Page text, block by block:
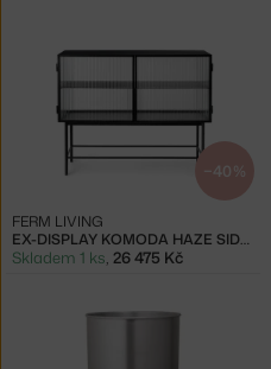
značky
−40 %
EX-DISPLAY KOMODA HAZE SIDEBOARD REEDED GLASS, BLACK
FERM LIVING
Skladem 1 ks, 26 475 Kč